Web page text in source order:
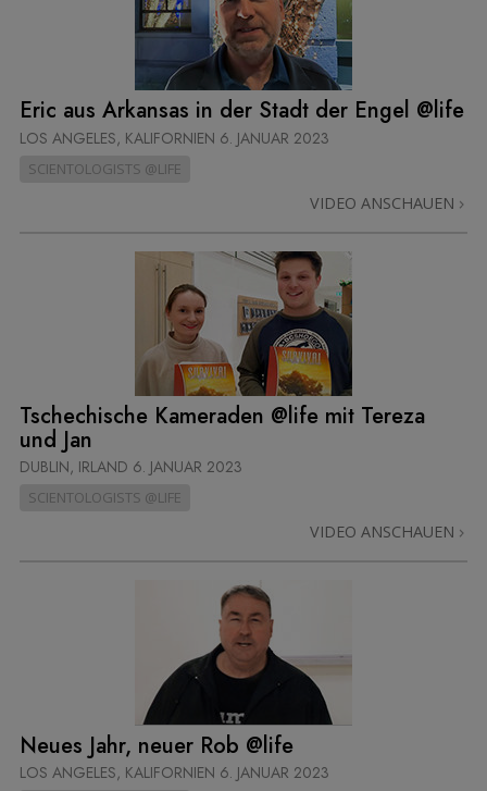
Eric aus Arkansas in der Stadt der Engel @life
LOS ANGELES, KALIFORNIEN 6. JANUAR 2023
SCIENTOLOGISTS @LIFE
VIDEO ANSCHAUEN
Tschechische Kameraden @life mit Tereza
und Jan
DUBLIN, IRLAND 6. JANUAR 2023
SCIENTOLOGISTS @LIFE
VIDEO ANSCHAUEN
Neues Jahr, neuer Rob @life
LOS ANGELES, KALIFORNIEN 6. JANUAR 2023